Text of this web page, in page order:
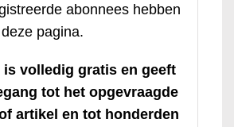
abonnees hebben
pagina.
is volledig gratis en geeft
tot het opgevraagde
artikel en tot honderden